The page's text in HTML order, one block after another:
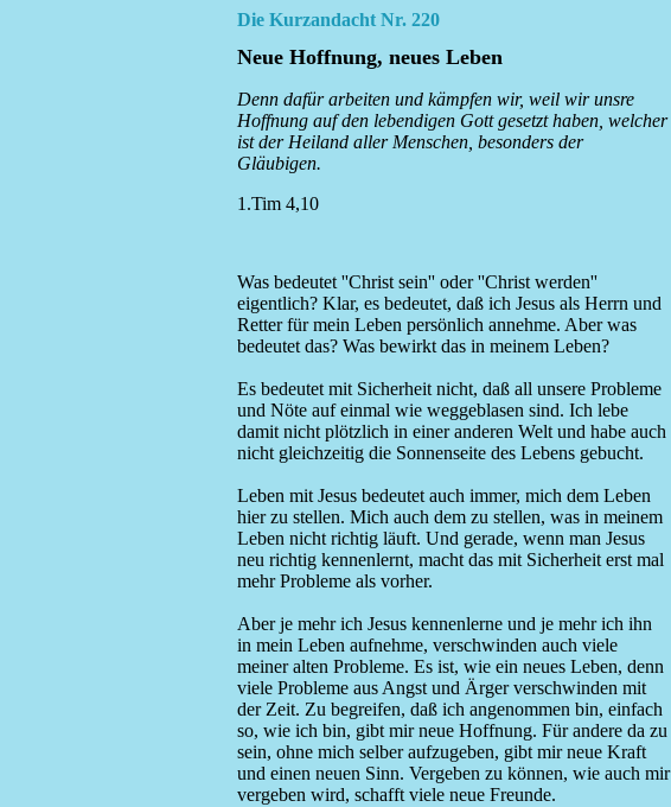
Die Kurzandacht Nr. 220
Neue Hoffnung, neues Leben
Denn dafür arbeiten und kämpfen wir, weil wir unsre
Hoffnung auf den lebendigen Gott gesetzt haben, welcher
ist der Heiland aller Menschen, besonders der
Gläubigen.
1.Tim 4,10
Was bedeutet ''Christ sein'' oder ''Christ werden''
eigentlich? Klar, es bedeutet, daß ich Jesus als Herrn und
Retter für mein Leben persönlich annehme. Aber was
bedeutet das? Was bewirkt das in meinem Leben?
Es bedeutet mit Sicherheit nicht, daß all unsere Probleme
und Nöte auf einmal wie weggeblasen sind. Ich lebe
damit nicht plötzlich in einer anderen Welt und habe auch
nicht gleichzeitig die Sonnenseite des Lebens gebucht.
Leben mit Jesus bedeutet auch immer, mich dem Leben
hier zu stellen. Mich auch dem zu stellen, was in meinem
Leben nicht richtig läuft. Und gerade, wenn man Jesus
neu richtig kennenlernt, macht das mit Sicherheit erst mal
mehr Probleme als vorher.
Aber je mehr ich Jesus kennenlerne und je mehr ich ihn
in mein Leben aufnehme, verschwinden auch viele
meiner alten Probleme. Es ist, wie ein neues Leben, denn
viele Probleme aus Angst und Ärger verschwinden mit
der Zeit. Zu begreifen, daß ich angenommen bin, einfach
so, wie ich bin, gibt mir neue Hoffnung. Für andere da zu
sein, ohne mich selber aufzugeben, gibt mir neue Kraft
und einen neuen Sinn. Vergeben zu können, wie auch mir
vergeben wird, schafft viele neue Freunde.